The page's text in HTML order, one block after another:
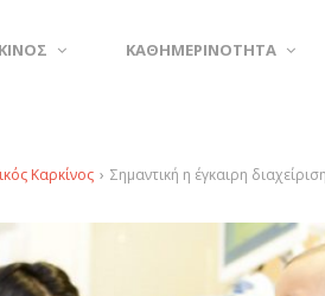
ΚΑΘΗΜΕΡΙΝΟΤΗΤΑ
Καρκίνος › Σημαντική η έγκαιρη